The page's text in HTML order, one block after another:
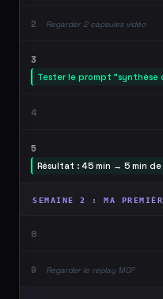
2 Regarder 2 capsules vidéo
3
Tester le prompt "synthèse
4
5
Résultat : 45 min → 5 min
SEMAINE 2 : MA
8
9 Regarder le replay MCP